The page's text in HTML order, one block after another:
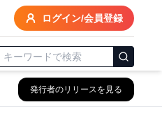
ログイン/会員登録
発行者のリリースを見る